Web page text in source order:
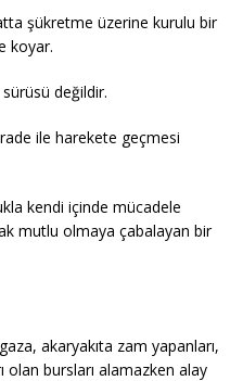
şükretme üzerine kurulu bir
koyar.
değildir.
ile harekete geçmesi
kendi içinde mücadele
mutlu olmaya çabalayan bir
akaryakıta zam yapanları,
olan bursları alamazken alay